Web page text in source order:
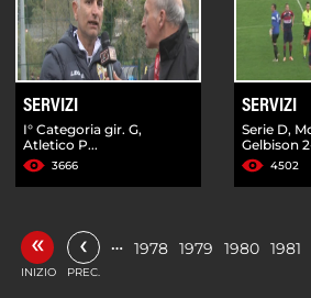
SERVIZI
I° Categoria gir. G,
Atletico P...
3666
SERVIZI
Serie D,
Gelbison
4502
«
INIZIO
‹
PREC.
… 1978 1979 1980 1981